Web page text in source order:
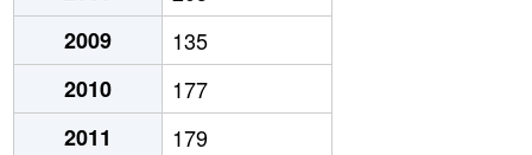
2009
135
2010
177
2011
179